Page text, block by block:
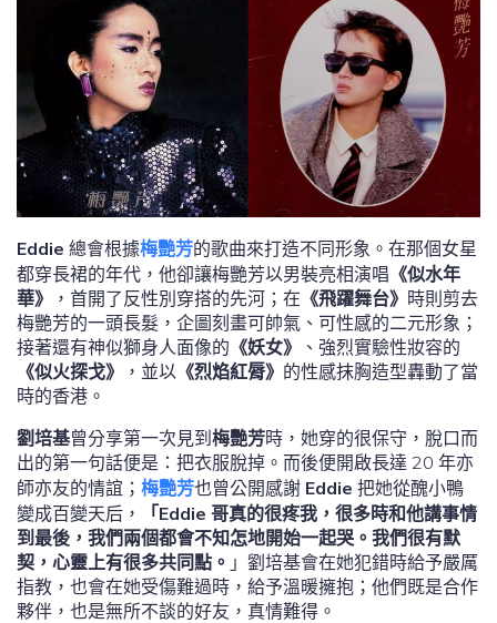
Eddie 總會根據梅艷芳的歌曲來打造不同形象。在那個女星
都穿長裙的年代，他卻讓梅艷芳以男裝亮相演唱 《似水年
華》
，首開了反性別穿搭的先河；在 《飛躍舞台》 時則剪去
梅艷芳的一頭長髮，企圖刻畫可帥氣、可性感的二元形象；
接著還有神似獅身人面像的 《妖女》
、強烈實驗性妝容的
《似火探戈》
，並以 《烈焰紅脣》 的性感抹胸造型轟動了當
時的香港。
劉培基曾分享第一次見到梅艷芳時，她穿的很保守，脫口而
出的第一句話便是：把衣服脫掉。而後便開啟長達 20 年亦
師亦友的情誼； 梅艷芳也曾公開感謝 Eddie 把她從醜小鴨
變成百變天后，
「Eddie 哥真的很疼我，很多時和他講事情
到最後，我們兩個都會不知怎地開始一起哭。我們很有默
契，心靈上有很多共同點。 」劉培基會在她犯錯時給予嚴厲
指教，也會在她受傷難過時，給予溫暖擁抱；他們既是合作
夥伴，也是無所不談的好友，真情難得。